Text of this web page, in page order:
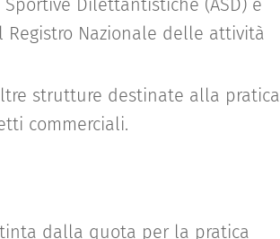
Dilettantistiche (ASD) e
Registro Nazionale delle attività
strutture destinate alla pratica
commerciali.
dalla quota per la pratica